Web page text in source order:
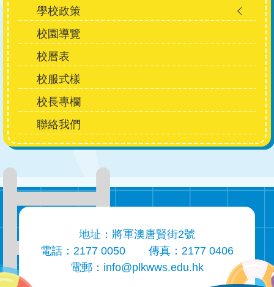
學校政策
校園導覽
校曆表
校服式樣
校長專欄
聯絡我們
地址：將軍澳唐賢街2號
電話：2177 0050
傳真：2177 0406
電郵： info@plkwws.edu.hk